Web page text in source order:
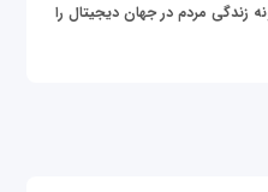
مردم در جهان دیجیتال را